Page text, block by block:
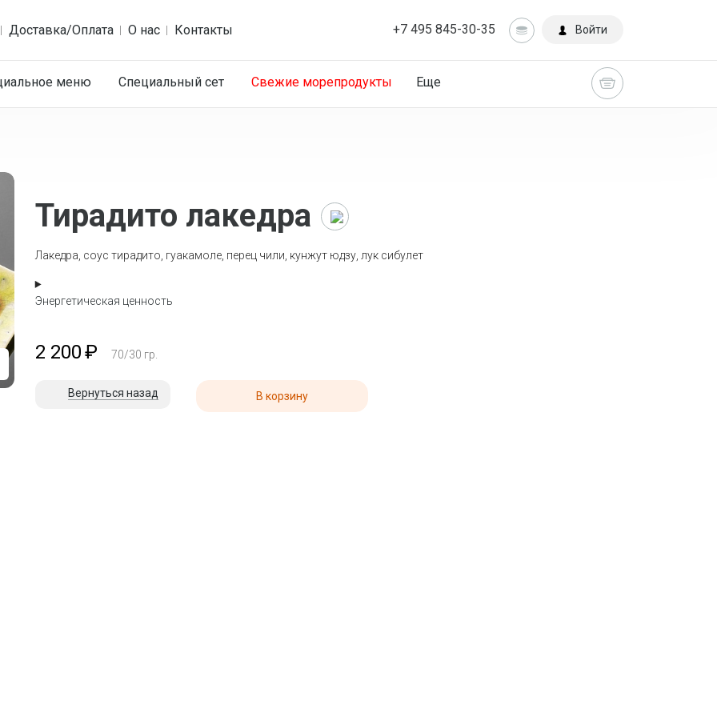
Доставка/Оплата О нас Контакты +7 495 845-30-35 Войти
меню Специальный сет Cвежие морепродукты Еще
Тирадито лакедра
Лакедра, соус тирадито, гуакамоле, перец чили, кунжут юдзу, лук сибулет
Энергетическая ценность
2 200₽ 70/30 гр.
Вернуться назад В корзину